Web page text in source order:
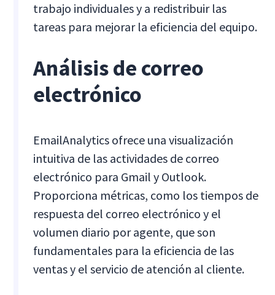
trabajo individuales y a redistribuir las
tareas para mejorar la eficiencia del equipo.
Análisis de correo
electrónico
EmailAnalytics ofrece una visualización
intuitiva de las actividades de correo
electrónico para Gmail y Outlook.
Proporciona métricas, como los tiempos de
respuesta del correo electrónico y el
volumen diario por agente, que son
fundamentales para la eficiencia de las
ventas y el servicio de atención al cliente.